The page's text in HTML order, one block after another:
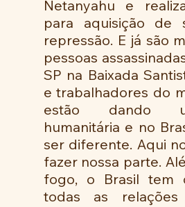
Netanyahu e
para aquisição de
repressão. E já são
pessoas
SP na Baixada
e trabalhadores do
estão dando
humanitária e no
ser diferente. Aqui
fazer nossa parte.
fogo, o Brasil tem
todas as